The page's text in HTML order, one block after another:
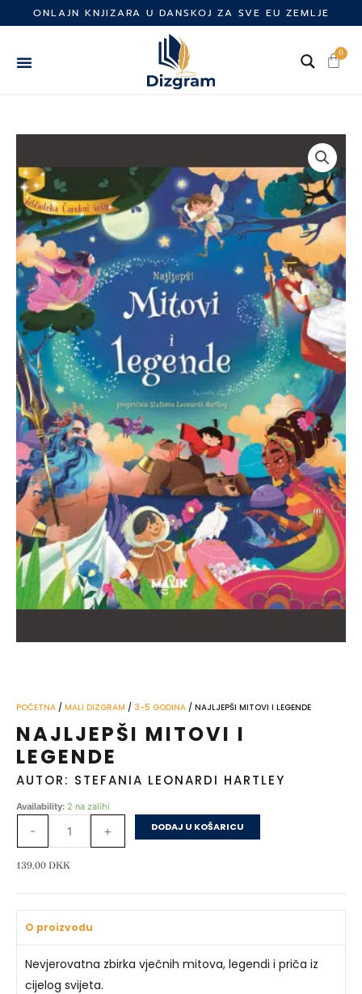
to
ONLAJN KNJIZARA U DANSKOJ ZA SVE EU ZEMLJE
0
Cart
POČETNA / MALI DIZGRAM / 3-5 GODINA / NAJLJEPŠI MITOVI I LEGENDE
NAJLJEPŠI MITOVI I
LEGENDE
AUTOR: STEFANIA LEONARDI HARTLEY
Availability: 2 na zalihi
-
Najljepši
količina
+ DODAJ U KOŠARICU
139,00 DKK
O proizvodu
Nevjerovatna zbirka vječnih mitova, legendi i priča iz
cijelog svijeta.